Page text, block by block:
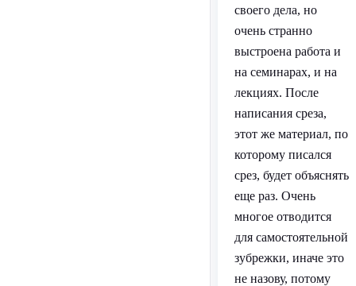
своего дела, но
очень странно
выстроена работа и
на семинарах, и на
лекциях. После
написания среза,
этот же материал, по
которому писался
срез, будет объяснять
еще раз. Очень
многое отводится
для самостоятельной
зубрежки, иначе это
не назову, потому